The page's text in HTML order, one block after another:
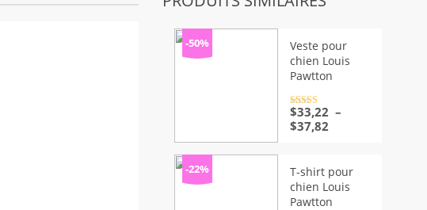
-50%
Veste pour
chien Louis
Pawtton
Note4.5
sur 5
$33,22 –
$37,82Plage
$33,22
à
$37,82
-22%
T-shirt pour
chien Louis
Pawtton